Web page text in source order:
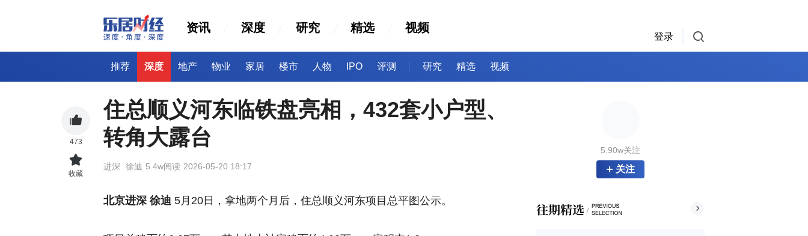
资讯 深度 研究 精选 视频
登录
推荐 深度 地产 物业 家居 楼市 人物 IPO 评测 研究 精选 视频
5.90w关注
关注
住总顺义河东临铁盘亮相，432套小户型、
转角大露台
进深 徐迪 5.4w阅读 2026-05-20 18:17
北京进深 徐迪 5月20日，拿地两个月后，住总顺义河东项目总平图公示。
473
收藏